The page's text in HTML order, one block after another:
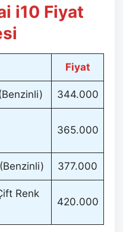
i10 Fiyat
Fiyat
344.000
365.000
377.000
Renk
420.000